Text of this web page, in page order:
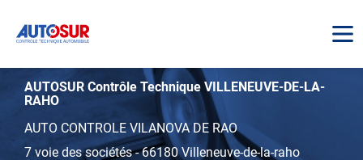
AUTOSUR
AUTOSUR Contrôle Technique VILLENEUVE-DE-LA-
RAHO
AUTO CONTROLE VILANOVA DE RAO
7 voie des sociétés-66180 Villeneuve-de-la-raho